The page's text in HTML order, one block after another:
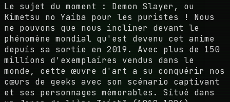
Le sujet du moment : Demon Slayer, ou
Kimetsu no Yaiba pour les puristes ! Nous
ne pouvons que nous incliner devant le
phénomène mondial qu'est devenu cet anime
depuis sa sortie en 2019. Avec plus de 150
millions d'exemplaires vendus dans le
monde, cette œuvre d'art a su conquérir nos
cœurs de geeks avec son scénario captivant
et ses personnages mémorables. Situé dans